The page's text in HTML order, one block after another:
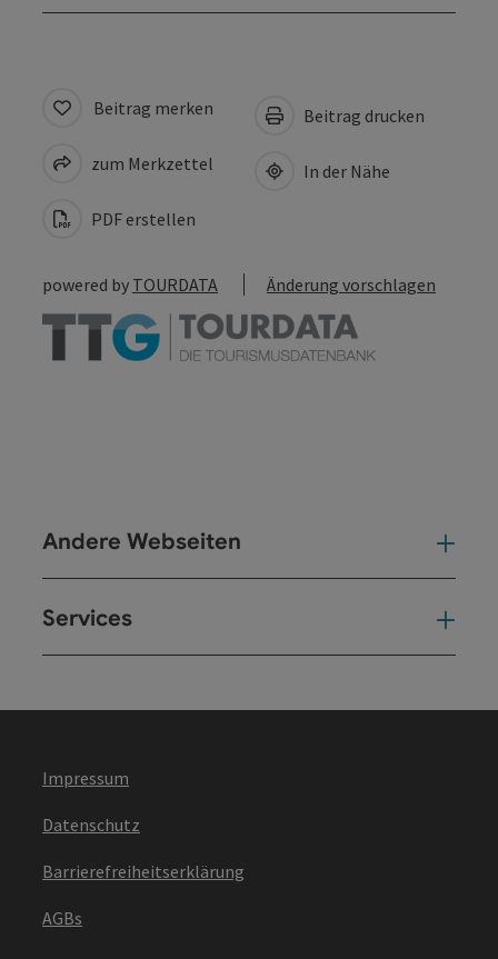
Beitrag merken
zum Merkzettel
PDF erstellen
Beitrag drucken
In der Nähe
powered by TOURDATA Änderung vorschlagen
Andere Webseiten
Services
Impressum
Datenschutz
Barrierefreiheitserklärung
AGBs